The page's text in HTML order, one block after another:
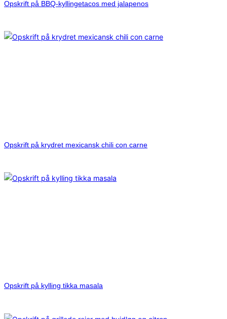
Opskrift på BBQ-kyllingetacos med jalapenos
Opskrift på krydret mexicansk chili con carne
Opskrift på kylling tikka masala